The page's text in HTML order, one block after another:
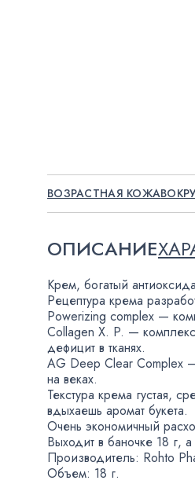
ВОЗРАСТНАЯ КОЖА
ОПИСАНИЕ
Крем, богатый
Рецептура крема
Powerizing complex —
Collagen X. P. —
дефицит в тканях.
AG Deep Clear Complex —
на веках.
Текстура крема густая,
вдыхаешь аромат букета.
Очень экономичный
Выходит в баночке 18 г, а
Производитель: Rohto
Объем: 18 г.